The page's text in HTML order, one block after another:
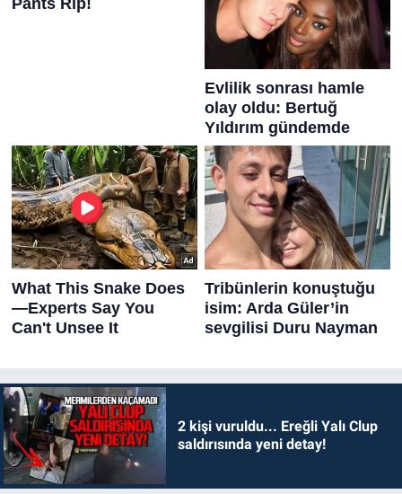
2 kişi vuruldu... Ereğli Yalı Clup
saldırısında yeni detay!